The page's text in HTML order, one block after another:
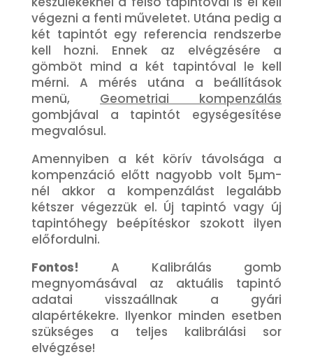
végezni a fenti műveletet. Utána pedig a
két tapintót egy referencia rendszerbe
kell hozni. Ennek az elvégzésére a
gömböt mind a két tapintóval le kell
mérni. A mérés utána a beállítások
menü, Geometriai kompenzálás
gombjával a tapintót egységesítése
megvalósul.
Amennyiben a két körív távolsága a
kompenzáció előtt nagyobb volt 5µm-
nél akkor a kompenzálást legalább
kétszer végezzük el. Új tapintó vagy új
tapintóhegy beépítéskor szokott ilyen
előfordulni.
Fontos! A Kalibrálás gomb
megnyomásával az aktuális tapintó
adatai visszaállnak a gyári
alapértékekre. Ilyenkor minden esetben
szükséges a teljes kalibrálási sor
elvégzése!